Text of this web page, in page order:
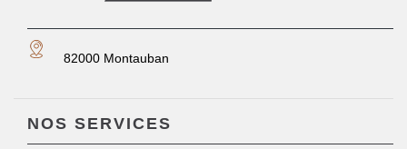
82000 Montauban
NOS SERVICES